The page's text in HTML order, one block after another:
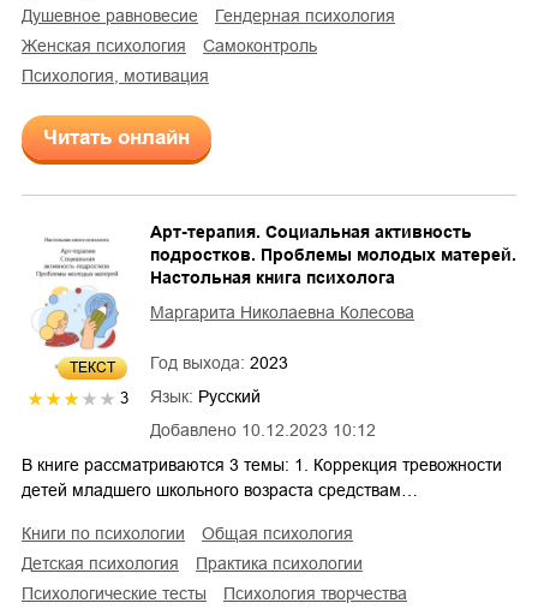
душевное равновесие
гендерная психология
женская психология
самоконтроль
психология, мотивация
Читать онлайн
ТЕКСТ
3
Добавлено 10.12.2023 10:12
Арт-терапия. Социальная активность
подростков. Проблемы молодых матерей.
Настольная книга психолога
Маргарита Николаевна Колесова
Год выхода: 2023
Язык: Русский
В книге рассматриваются 3 темы: 1. Коррекция тревожности
детей младшего школьного возраста средствам…
книги по психологии
общая психология
детская психология
практика психологии
психологические тесты
психология творчества